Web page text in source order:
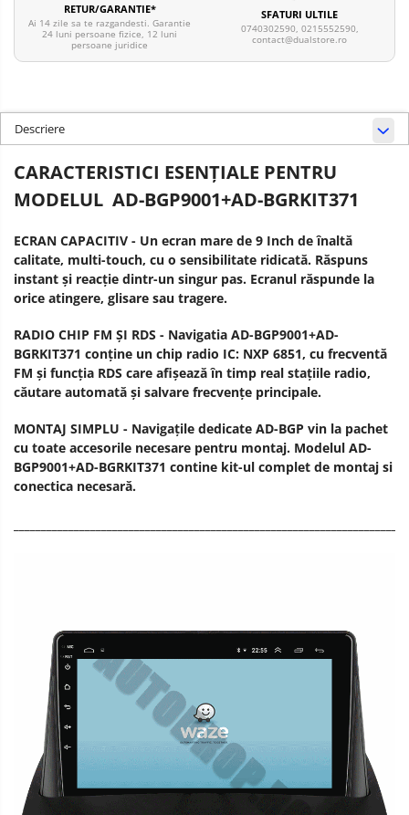
RETUR/GARANTIE*
Ai 14 zile sa te razgandesti. Garantie
24 luni persoane fizice, 12 luni
persoane juridice
SFATURI ULTILE
0740302590, 0215552590,
contact@dualstore.ro
Descriere
CARACTERISTICI ESENŢIALE PENTRU
MODELUL AD-BGP9001+AD-BGRKIT371
ECRAN CAPACITIV - Un ecran mare de 9 Inch de înaltă
calitate, multi-touch, cu o sensibilitate ridicată. Răspuns
instant și reacție dintr-un singur pas. Ecranul răspunde la
orice atingere, glisare sau tragere.
RADIO CHIP FM ȘI RDS - Navigatia AD-BGP9001+AD-
BGRKIT371 conține un chip radio IC: NXP 6851, cu frecventă
FM și funcția RDS care afișează în timp real stațiile radio,
căutare automată și salvare frecvențe principale.
MONTAJ SIMPLU - Navigațile dedicate AD-BGP vin la pachet
cu toate accesorile necesare pentru montaj. Modelul AD-
BGP9001+AD-BGRKIT371 contine kit-ul complet de montaj si
conectica necesară.